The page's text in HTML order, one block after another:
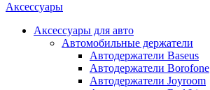
Аксессуары
Аксессуары для авто
Автомобильные держатели
Автодержатели Baseus
Автодержатели Borofone
Автодержатели Joyroom